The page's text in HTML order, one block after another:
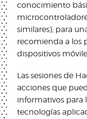
conocimiento
similares); para
recomienda a los
dispositivos
Las sesiones de
acciones que
informativos para
tecnologías